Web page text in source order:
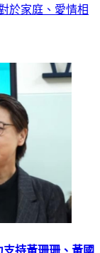
於家庭、愛情相
持黃珊珊、黃國